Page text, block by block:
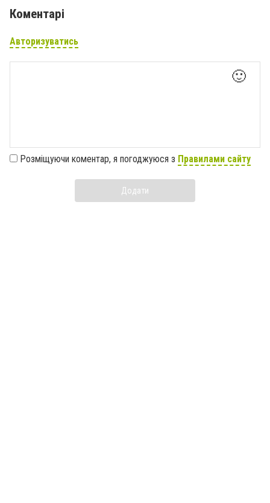
Коментарі
Авторизуватись
🙂
Розміщуючи коментар, я погоджуюся з Правилами сайту
Додати